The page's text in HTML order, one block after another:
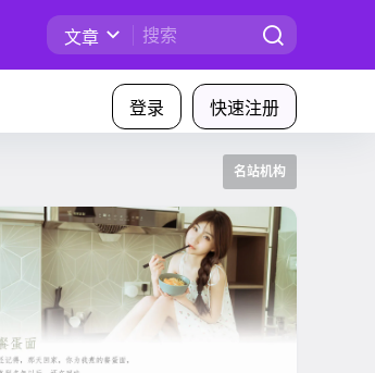
文章
登录 快速注册
名站机构